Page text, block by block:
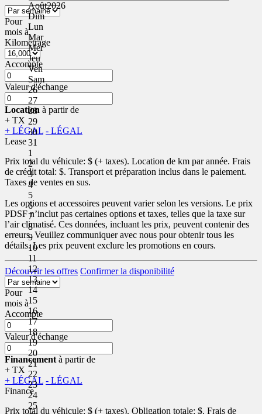
Août2026
Dim
Lun
Mar
Mer
Jeu
Ven
Sam
26
27
28
29
30
31
1
2
3
4
5
6
7
8
9
10
11
12
13
14
15
16
17
18
19
20
21
22
23
24
25
Pour
mois à
Kilométrage
Accompte
Valeur d'échange
Location à partir de
+ TX
+ LÉGAL - LÉGAL
Lease
Prix total du véhicule: $ (+ taxes). Location de km par année. Frais
de crédit total: $. Transport et préparation inclus dans le paiement.
Taxes de ventes en sus.
Les options et accessoires peuvent varier selon les versions. Le prix
PDSF n’inclut pas certaines options et taxes, telles que la taxe sur
l’air climatisé. Ces données, incluant les prix, peuvent contenir des
erreurs. Veuillez communiquer avec nous pour obtenir tous les
détails. Les prix peuvent exclure les promotions en cours.
Découvrir les offres Confirmer la disponibilité
Pour
mois à
Accompte
Valeur d'échange
Financement à partir de
+ TX
+ LÉGAL - LÉGAL
Finance
Prix total du véhicule: $ (+ taxes). Obligation totale: $. Frais de